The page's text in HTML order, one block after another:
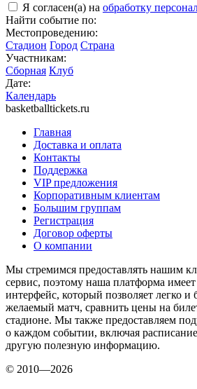
Я согласен(а) на обработку
Найти событие по:
Местопроведению:
Стадион Город Страна
Участникам:
Сборная Клуб
Дате:
Календарь
basketballtickets.ru
Главная
Доставка и оплата
Контакты
Поддержка
VIP предложения
Корпоративным клиентам
Большим группам
Регистрация
Договор оферты
О компании
Мы стремимся предоставлять нашим
сервис, поэтому наша платформа
интерфейс, который позволяет легко и
желаемый матч, сравнить цены на
стадионе. Мы также предоставляем
о каждом событии, включая
другую полезную информацию.
© 2010—2026